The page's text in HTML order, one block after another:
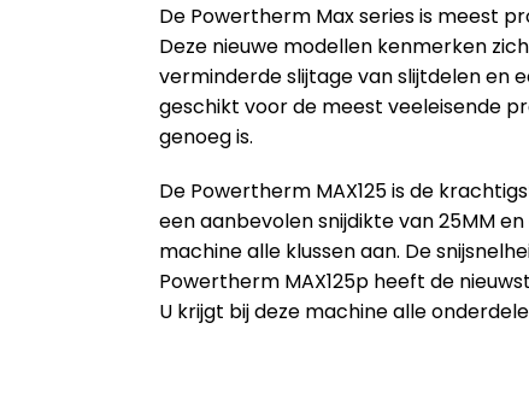
De Powertherm Max series is meest
Deze nieuwe modellen kenmerken
verminderde slijtage van slijtdelen en
geschikt voor de meest veeleisende
genoeg is.
De Powertherm MAX125 is de
een aanbevolen snijdikte van 25MM
machine alle klussen aan. De
Powertherm MAX125p heeft de
U krijgt bij deze machine alle